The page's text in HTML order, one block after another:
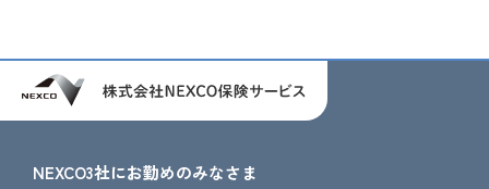
NEXCO3社にお勤めのみなさま